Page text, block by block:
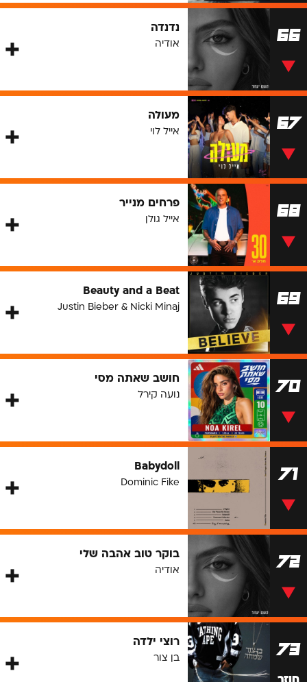
66 נדנדה
אודיה
67 מעולה
אייל לוי
68 פרחים מנייר
אייל גולן
69
Beauty and a Beat
Justin Bieber & Nicki Minaj
70 חושב שאתה מסי
נועה קירל
71
Babydoll
Dominic Fike
72 בוקר טוב אהבה שלי
אודיה
73 רוצי ילדה
בן צור